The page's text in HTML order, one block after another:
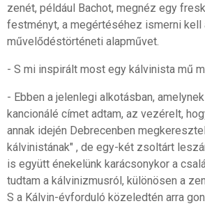
zenét, például Bachot, megnéz egy
festményt, a megértéséhez ismerni kell
művelődéstörténeti alapművet.
- S mi inspirált most egy kálvinista mű
- Ebben a jelenlegi alkotásban,
kancionálé címet adtam, az vezérelt,
annak idején Debrecenben
kálvinistának" , de egy-két zsoltárt
is együtt énekelünk karácsonykor a
tudtam a kálvinizmusról, különösen a
S a Kálvin-évforduló közeledtén arra